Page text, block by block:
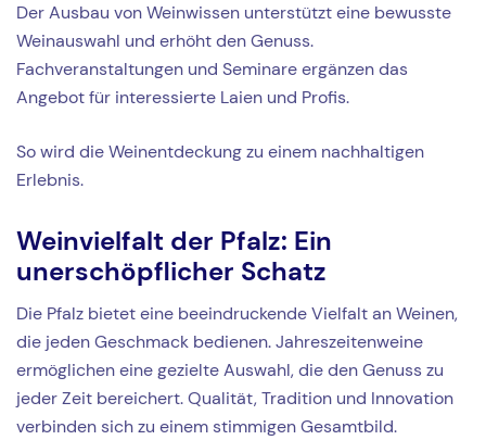
Der Ausbau von Weinwissen unterstützt eine bewusste
Weinauswahl und erhöht den Genuss.
Fachveranstaltungen und Seminare ergänzen das
Angebot für interessierte Laien und Profis.
So wird die Weinentdeckung zu einem nachhaltigen
Erlebnis.
Weinvielfalt der Pfalz: Ein
unerschöpflicher Schatz
Die Pfalz bietet eine beeindruckende Vielfalt an Weinen,
die jeden Geschmack bedienen. Jahreszeitenweine
ermöglichen eine gezielte Auswahl, die den Genuss zu
jeder Zeit bereichert. Qualität, Tradition und Innovation
verbinden sich zu einem stimmigen Gesamtbild.